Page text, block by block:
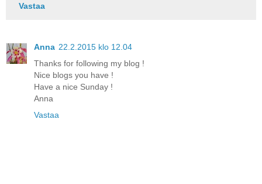
Vastaa
Anna 22.2.2015 klo 12.04
Thanks for following my blog !
Nice blogs you have !
Have a nice Sunday !
Anna
Vastaa